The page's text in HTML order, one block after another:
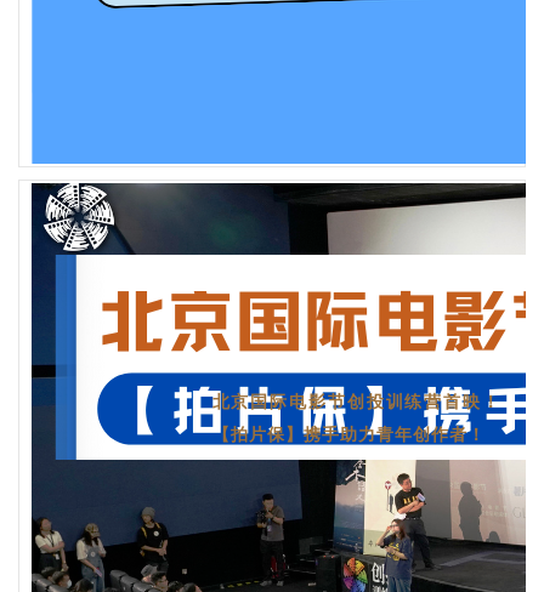
北京国际电影节创投训练营首映！
【拍片保】携手助力青年创作者！